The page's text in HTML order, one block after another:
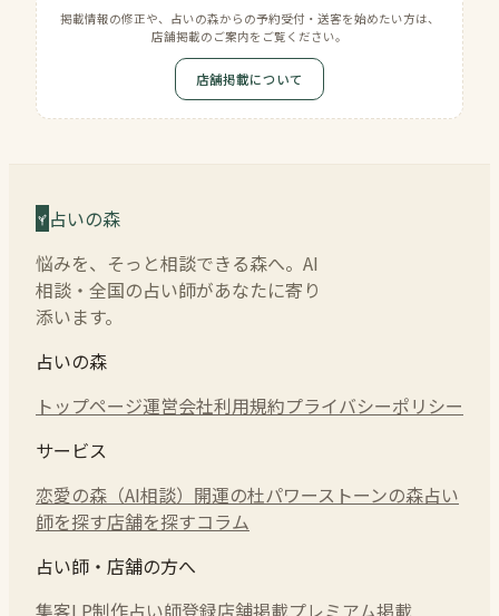
掲載情報の修正や、占いの森からの予約受付・送客を始めたい方は、
店舗掲載のご案内をご覧ください。
店舗掲載について
占いの森
悩みを、そっと相談できる森へ。AI
相談・全国の占い師があなたに寄り
添います。
占いの森
トップページ運営会社利用規約プライバシーポリシー
サービス
恋愛の森（AI相談） 開運の杜パワーストーンの森占い
師を探す店舗を探すコラム
占い師・店舗の方へ
集客LP制作占い師登録店舗掲載プレミアム掲載